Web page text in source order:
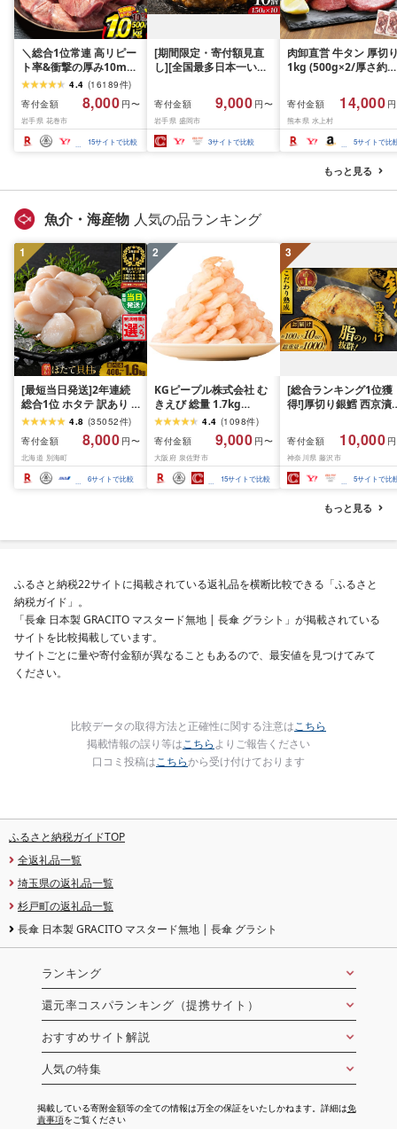
＼総合1位常連 高リピー
ト率&衝撃の厚み10mm
厚切り牛タン 塩味/ ≪ス
ピード発送!!10営業日以
内発送≫ 選べる内容量
500g / 1kg 定期便 毎月
届く 牛肉 肉 BBQ ふるさ
と 人気 ランキング 岩手
4.4 (16189件)
寄付金額
8,000 円〜
岩手県 花巻市
15サイトで比較
[期間限定・寄付額見直
し][全国最多日本一いわ
1.5kg(150g×10個) いわ
て牛 × 岩中豚 ハンバー
グ 合挽き 合い挽き 黒毛
和牛 人気 冷凍 個包装 小
分け 冷凍 牛肉 豚肉 和牛
お弁当 hannba-gu ラン
手県 盛岡市 東北 岩手 盛
寄付金額 9,000 円〜
岩手県 盛岡市
3サイトで比較
肉卸直営 牛タン 厚切
1kg (500g×2/厚さ約
牛肉 焼肉 冷凍 スライ
業務用 バーベキュー
BBQ おつまみ ギフト
祝い お中元 夏ギフト
寄付金額 14,000
熊本県 水上村
5サイトで比
もっと見る
魚介・海産物 人気の品ランキング
1
[最短当日発送]2年連続
総合1位 ホタテ 訳あり (
ふるさと納税 ほたて ふ
るさと納税 訳あり 帆立
ふるさと わけあり ホタ
テ貝柱 貝 人気 不揃い 刺
身 規格外 魚介 ランキン
グ 海鮮 冷凍 発送時期が
4.8 (35052件)
寄付金額
8,000 円〜
北海道 別海町
6サイトで比較
2
KGピープル株式会社 む
きえび 総量 1.7kg
(850g×2P) 特大 5Lサイ
ズ バナメイエビ バラ凍
結 下処理不要 サイズ不
揃い 訳あり
4.4 (1098件)
寄付金額
9,000 円〜
大阪府 泉佐野市
15サイトで比較
3
[総合ランキング1位獲
得!]厚切り銀鱈 西京漬
約 1,000g (約 100g ×
切) 西京味噌 西京みそ
噌漬け みそ 味噌 鮮魚
介 銀だら 銀ダラ ギン
ラ ぎんだら 鱈 タラ 魚
西京焼き 西京漬 西京
き 冷凍 厳選 鮮魚 漬け
礼品 おかず おつまみ
南 藤沢
寄付金額 10,000
神奈川県 藤沢市
5サイトで比
もっと見る
ふるさと納税22サイトに掲載されている返礼品を横断比較できる「ふるさと
納税ガイド」。
「長傘 日本製 GRACITO マスタード無地 | 長傘 グラシト」が掲載されている
サイトを比較掲載しています。
サイトごとに量や寄付金額が異なることもあるので、最安値を見つけてみて
ください。
比較データの取得方法と正確性に関する注意はこちら
掲載情報の誤り等はこちらよりご報告ください
口コミ投稿はこちらから受け付けております
ふるさと納税ガイドTOP
全返礼品一覧
埼玉県の返礼品一覧
杉戸町の返礼品一覧
長傘 日本製 GRACITO マスタード無地 | 長傘 グラシト
ランキング
還元率コスパランキング（提携サイト）
おすすめサイト解説
人気の特集
掲載している寄附金額等の全ての情報は万全の保証をいたしかねます。詳細は免
責事項をご覧ください